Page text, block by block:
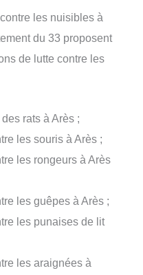
les nuisibles à
du 33 proposent
de lutte contre les
rats à Arès ;
les souris à Arès ;
les rongeurs à Arès
les guêpes à Arès ;
les punaises de lit
les araignées à